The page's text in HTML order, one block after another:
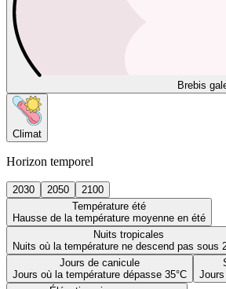
Brebis
Climat
Horizon temporel
2030 2050
2100
Température été
Hausse de la température moyenne en été
Nuits tropicales
Nuits où la température ne descend pas sous
Jours de canicule
Jours où la température dépasse 35°C